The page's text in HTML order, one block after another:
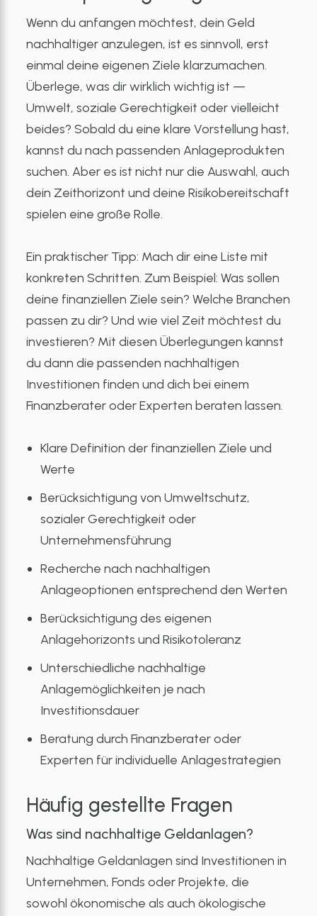
Wenn du anfangen möchtest, dein Geld
nachhaltiger anzulegen, ist es sinnvoll, erst
einmal deine eigenen Ziele klarzumachen.
Überlege, was dir wirklich wichtig ist —
Umwelt, soziale Gerechtigkeit oder vielleicht
beides? Sobald du eine klare Vorstellung hast,
kannst du nach passenden Anlageprodukten
suchen. Aber es ist nicht nur die Auswahl, auch
dein Zeithorizont und deine Risikobereitschaft
spielen eine große Rolle.
Ein praktischer Tipp: Mach dir eine Liste mit
konkreten Schritten. Zum Beispiel: Was sollen
deine finanziellen Ziele sein? Welche Branchen
passen zu dir? Und wie viel Zeit möchtest du
investieren? Mit diesen Überlegungen kannst
du dann die passenden nachhaltigen
Investitionen finden und dich bei einem
Finanzberater oder Experten beraten lassen.
Klare Definition der finanziellen Ziele und
Werte
Berücksichtigung von Umweltschutz,
sozialer Gerechtigkeit oder
Unternehmensführung
Recherche nach nachhaltigen
Anlageoptionen entsprechend den Werten
Berücksichtigung des eigenen
Anlagehorizonts und Risikotoleranz
Unterschiedliche nachhaltige
Anlagemöglichkeiten je nach
Investitionsdauer
Beratung durch Finanzberater oder
Experten für individuelle Anlagestrategien
Häufig gestellte Fragen
Was sind nachhaltige Geldanlagen?
Nachhaltige Geldanlagen sind Investitionen in
Unternehmen, Fonds oder Projekte, die
sowohl ökonomische als auch ökologische